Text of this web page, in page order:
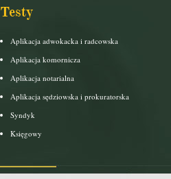
Testy
Aplikacja adwokacka i radcowska
Aplikacja komornicza
Aplikacja notarialna
Aplikacja sędziowska i prokuratorska
Syndyk
Księgowy